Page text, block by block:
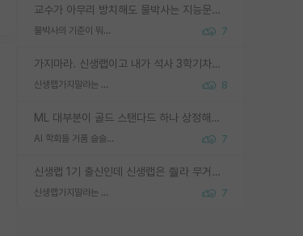
교수가 아무리 방치해도 물박사는 지능문제고 본인 의지 문제임. 만물 교수탓 하는 애들이 이상한거임.
물박사의 기준이 뭐임? 7
가지마라. 신생랩이고 내가 석사 3학기차인데 최고참인데 나도 아무것도 모르는데 교수가 후배들 왜 논문 교육 안시키냐. 논문 왜 안 써오냐 닦달한다
신생랩가지말라는 이유가 있었구나 8
ML 대부분이 골드 스탠다드 하나 상정해놓고 (벤치마크 데이터셋이 여러 개면 여러 개 상정) 그거 얼마나 잘 맞추나 싸움임 가끔 번뜩이는 설계 철학을 보여주는 논문들도 있지만 대부분 그거 성적 얼마나 더 올리느라에 혈안이 되어 있는 측면이 잇음
AI 학회들 거품 슬슬 지적이 나오네요 7
신생랩 1기 출신인데 신생랩은 줠라 무거운 바벨 같은거임. 들면 대박인데 못들면 깔려 죽음. 아무도 알려주지 않는 환경에서 자생해야하지만, 일단 살아남았다면 그 어떤 사람보다 악착같고 생존력 높은 사람으로 거듭날 수 있음
신생랩가지말라는 이유가 있었구나 7